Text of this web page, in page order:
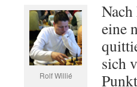
Rolf Willié
eine
sich